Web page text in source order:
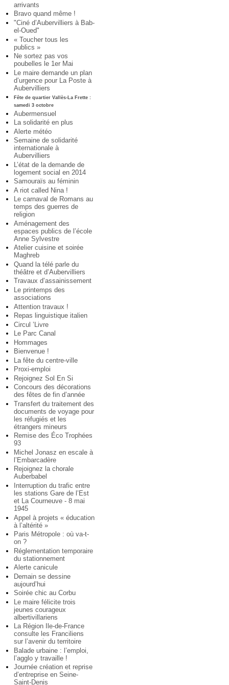
arrivants
Bravo quand même !
"Ciné d’Aubervilliers à Bab-
el-Oued"
« Toucher tous les
publics »
Ne sortez pas vos
poubelles le 1er Mai
Le maire demande un plan
d’urgence pour La Poste à
Aubervilliers
Fête de quartier Vallès-La Frette :
samedi 3 octobre
Aubermensuel
La solidarité en plus
Alerte météo
Semaine de solidarité
internationale à
Aubervilliers
L’état de la demande de
logement social en 2014
Samouraïs au féminin
A riot called Nina !
Le carnaval de Romans au
temps des guerres de
religion
Aménagement des
espaces publics de l’école
Anne Sylvestre
Atelier cuisine et soirée
Maghreb
Quand la télé parle du
théâtre et d’Aubervilliers
Travaux d’assainissement
Le printemps des
associations
Attention travaux !
Repas linguistique italien
Circul ’Livre
Le Parc Canal
Hommages
Bienvenue !
La fête du centre-ville
Proxi-emploi
Rejoignez Sol En Si
Concours des décorations
des fêtes de fin d’année
Transfert du traitement des
documents de voyage pour
les réfugiés et les
étrangers mineurs
Remise des Éco Trophées
93
Michel Jonasz en escale à
l’Embarcadère
Rejoignez la chorale
Auberbabel
Interruption du trafic entre
les stations Gare de l’Est
et La Courneuve - 8 mai
1945
Appel à projets « éducation
à l’altérité »
Paris Métropole : où va-t-
on ?
Réglementation temporaire
du stationnement
Alerte canicule
Demain se dessine
aujourd’hui
Soirée chic au Corbu
Le maire félicite trois
jeunes courageux
albertivillariens
La Région Ile-de-France
consulte les Franciliens
sur l’avenir du territoire
Balade urbaine : l’emploi,
l’agglo y travaille !
Journée création et reprise
d’entreprise en Seine-
Saint-Denis